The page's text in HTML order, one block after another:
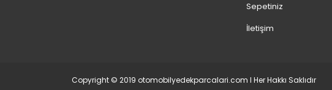
Sepetiniz
İletişim
Copyright © 2019 otomobilyedekparcalari.com l Her Hakkı Saklıdır